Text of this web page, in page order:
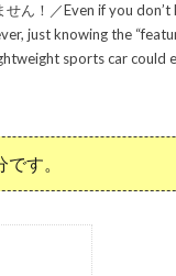
ん！／Even if you
just knowing the
sports car could
す。